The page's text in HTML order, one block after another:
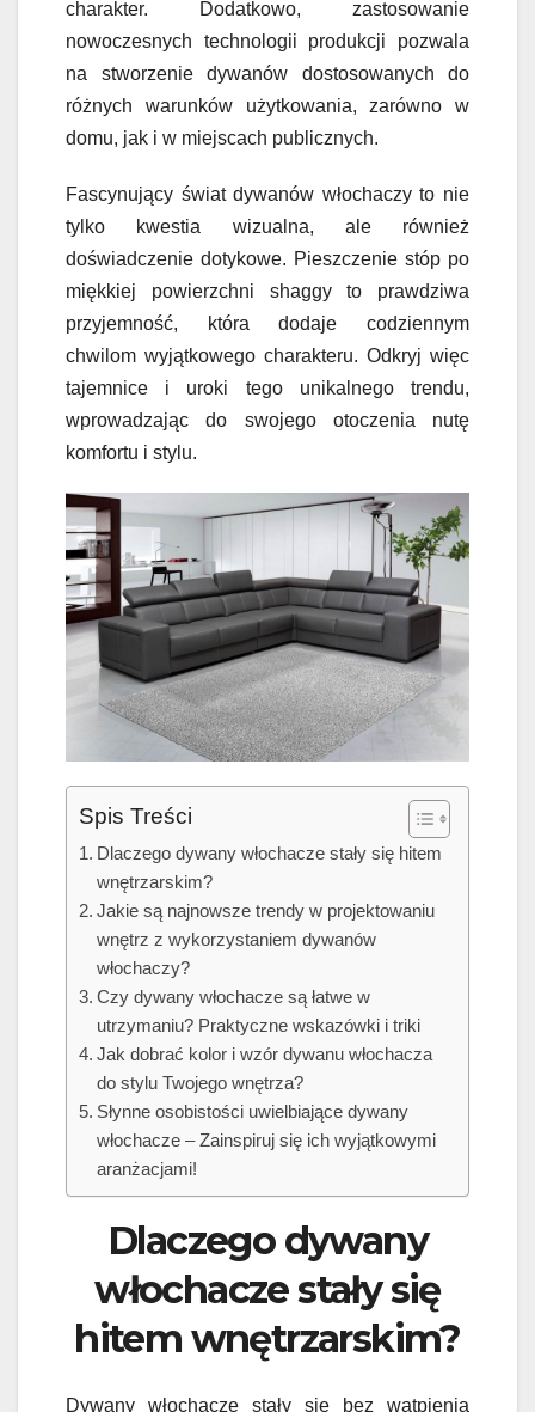
charakter. Dodatkowo, zastosowanie
nowoczesnych technologii produkcji pozwala
na stworzenie dywanów dostosowanych do
różnych warunków użytkowania, zarówno w
domu, jak i w miejscach publicznych.
Fascynujący świat dywanów włochaczy to nie
tylko kwestia wizualna, ale również
doświadczenie dotykowe. Pieszczenie stóp po
miękkiej powierzchni shaggy to prawdziwa
przyjemność, która dodaje codziennym
chwilom wyjątkowego charakteru. Odkryj więc
tajemnice i uroki tego unikalnego trendu,
wprowadzając do swojego otoczenia nutę
komfortu i stylu.
Spis Treści
Dlaczego dywany włochacze stały się hitem
wnętrzarskim?
Jakie są najnowsze trendy w projektowaniu
wnętrz z wykorzystaniem dywanów
włochaczy?
Czy dywany włochacze są łatwe w
utrzymaniu? Praktyczne wskazówki i triki
Jak dobrać kolor i wzór dywanu włochacza
do stylu Twojego wnętrza?
Słynne osobistości uwielbiające dywany
włochacze – Zainspiruj się ich wyjątkowymi
aranżacjami!
Dlaczego dywany
włochacze stały się
hitem wnętrzarskim?
Dywany włochacze stały się bez wątpienia